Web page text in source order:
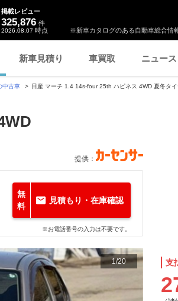
※新車カタログのある自動車総合情
掲載レビュー
325,876 件
2026.08.07 時点
新車見積り 車買取 ニュース
中古車 日産 マーチ 1.4 14s-four 25th ハピネス 4WD 夏冬タイ
提供：
無
料
見積もり・在庫確認
※お電話番号の入力は不要です。
1/20 支